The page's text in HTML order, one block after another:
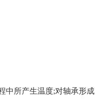
中所产生温度;对轴承形成